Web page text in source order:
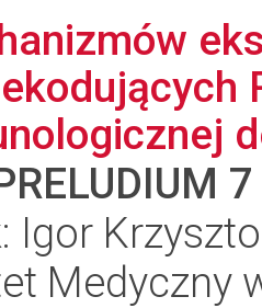
7
Igor
Medyczny